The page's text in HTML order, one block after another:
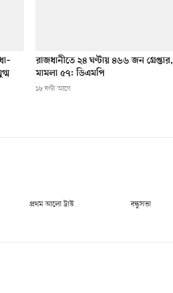
রাজধানীতে ২৪ ঘণ্টায় ৪৬৬ জন গ্রেপ্তার,
মামলা ৫৭: ডিএমপি
১৮ ঘণ্টা আগে
প্রথম আলো ট্রাস্ট বন্ধুসভা